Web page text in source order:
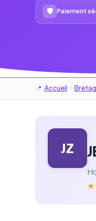
🛡 Paiement
Accueil
JZ
★